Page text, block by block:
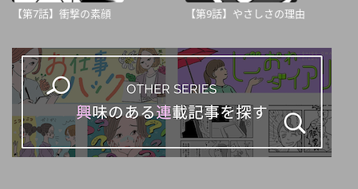
【第7話】衝撃の素顔 【第9話】やさしさの理由